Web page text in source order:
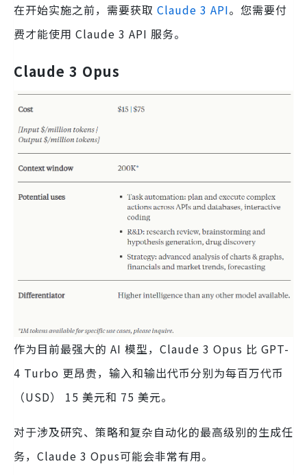
在开始实施之前，需要获取 Claude 3 API。您需要付
费才能使用 Claude 3 API 服务。
Claude 3 Opus
作为目前最强大的 AI 模型，Claude 3 Opus 比 GPT-
4 Turbo 更昂贵，输入和输出代币分别为每百万代币
（USD） 15 美元和 75 美元。
对于涉及研究、策略和复杂自动化的最高级别的生成任
务，Claude 3 Opus可能会非常有用。